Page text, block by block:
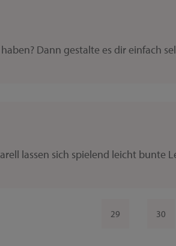
Dann gestalte es dir einfach
lassen sich spielend leicht bunte
29 30